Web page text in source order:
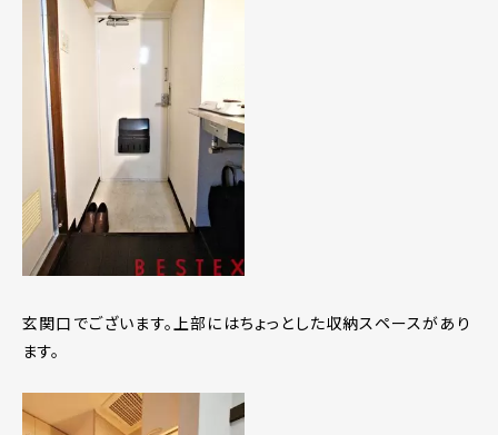
玄関口でございます。上部にはちょっとした収納スペースがあり
ます。